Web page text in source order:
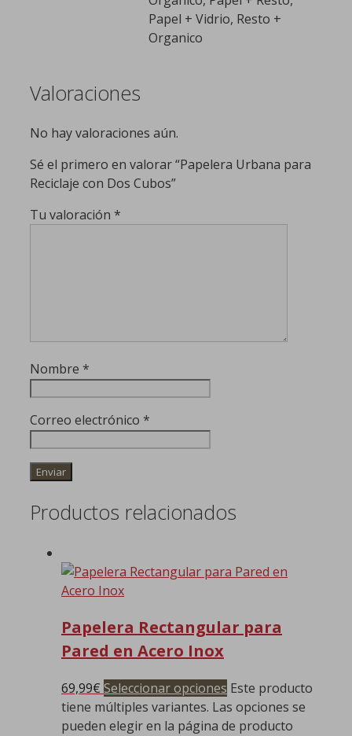
Papel + Vidrio, Resto +
Organico
Valoraciones
No hay valoraciones aún.
Sé el primero en valorar “Papelera Urbana para
Reciclaje con Dos Cubos”
Tu valoración *
Nombre *
Correo electrónico *
Productos relacionados
Papelera Rectangular para
Pared en Acero Inox
69,99€ Seleccionar opciones Este producto
tiene múltiples variantes. Las opciones se
pueden elegir en la página de producto